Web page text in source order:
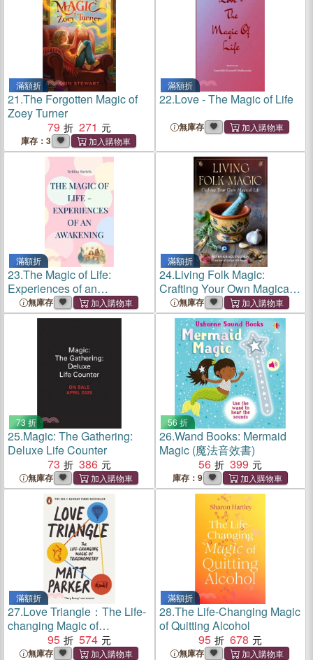
滿額折
21.The Forgotten Magic of
Zoey Turner
79
271
庫存：3
滿額折
22.Love - The Magic of Life
無庫存
滿額折
23.The Magic of Life:
Experiences of an
Awakening
無庫存
滿額折
24.Living Folk Magic:
Crafting Your Own Magical
Life無庫存
73 折
25.Magic: The Gathering:
Deluxe Life Counter
73
386
無庫存
56 折
26.Wand Books: Mermaid
Magic (魔法音效書)
56
399
庫存：9
滿額折
27.Love Triangle：The Life-
changing Magic of
Trigonometry
95 574
無庫存
滿額折
28.The Life-Changing Magic
of Quitting Alcohol
95
678
無庫存